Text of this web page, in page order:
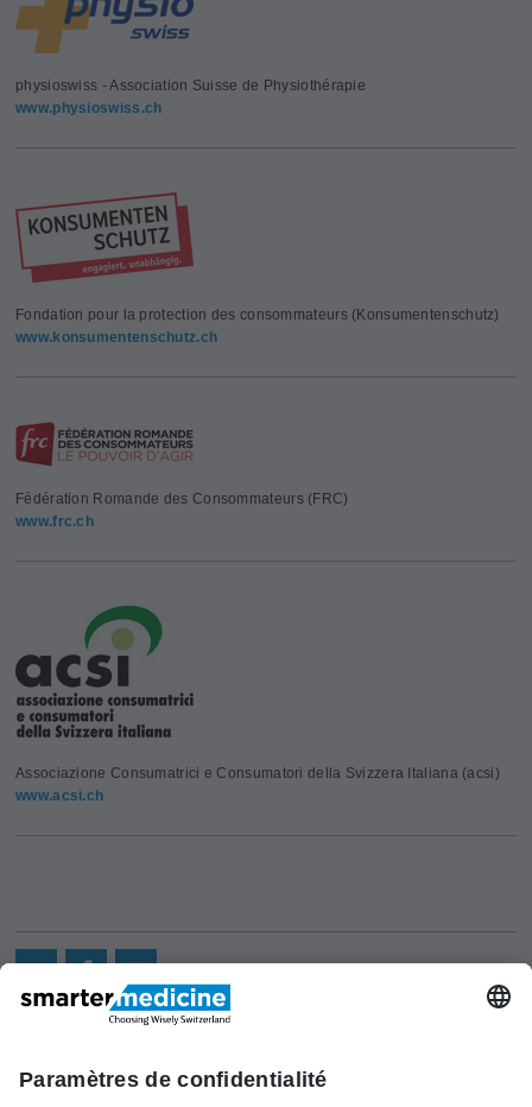
physioswiss - Association Suisse de Physiothérapie
www.physioswiss.ch
Fondation pour la protection des consommateurs (Konsumentenschutz)
www.konsumentenschutz.ch
Fédération Romande des Consommateurs (FRC)
www.frc.ch
Associazione Consumatrici e Consumatori della Svizzera Italiana (acsi)
www.acsi.ch
smarter
Recherche
Contact
c/o Société Suisse de Médécine